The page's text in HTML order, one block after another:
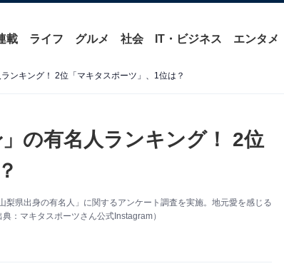
載 ライフ グルメ 社会 IT・ビジネス エンタメ
ンキング！ 2位「マキタスポーツ」、1位は？
の有名人ランキング！ 2位
県出身の有名人」に関するアンケート調査を実施。地元愛を感じる
：マキタスポーツさん公式Instagram）